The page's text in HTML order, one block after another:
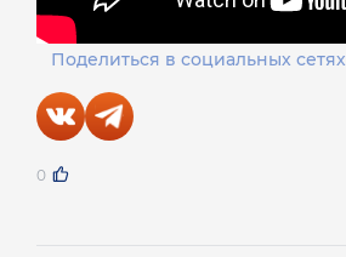
Поделиться в социальных сетях
0